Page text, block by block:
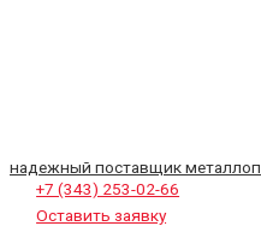
надежный поставщик
+7 (343) 253-02-66
Оставить заявку